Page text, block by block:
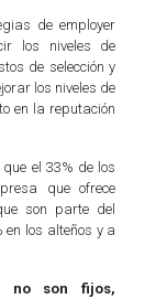
de employer
los niveles de
de selección y
los niveles de
en la reputación
el 33% de los
que ofrece
son parte del
en los alteños y a
no son fijos,